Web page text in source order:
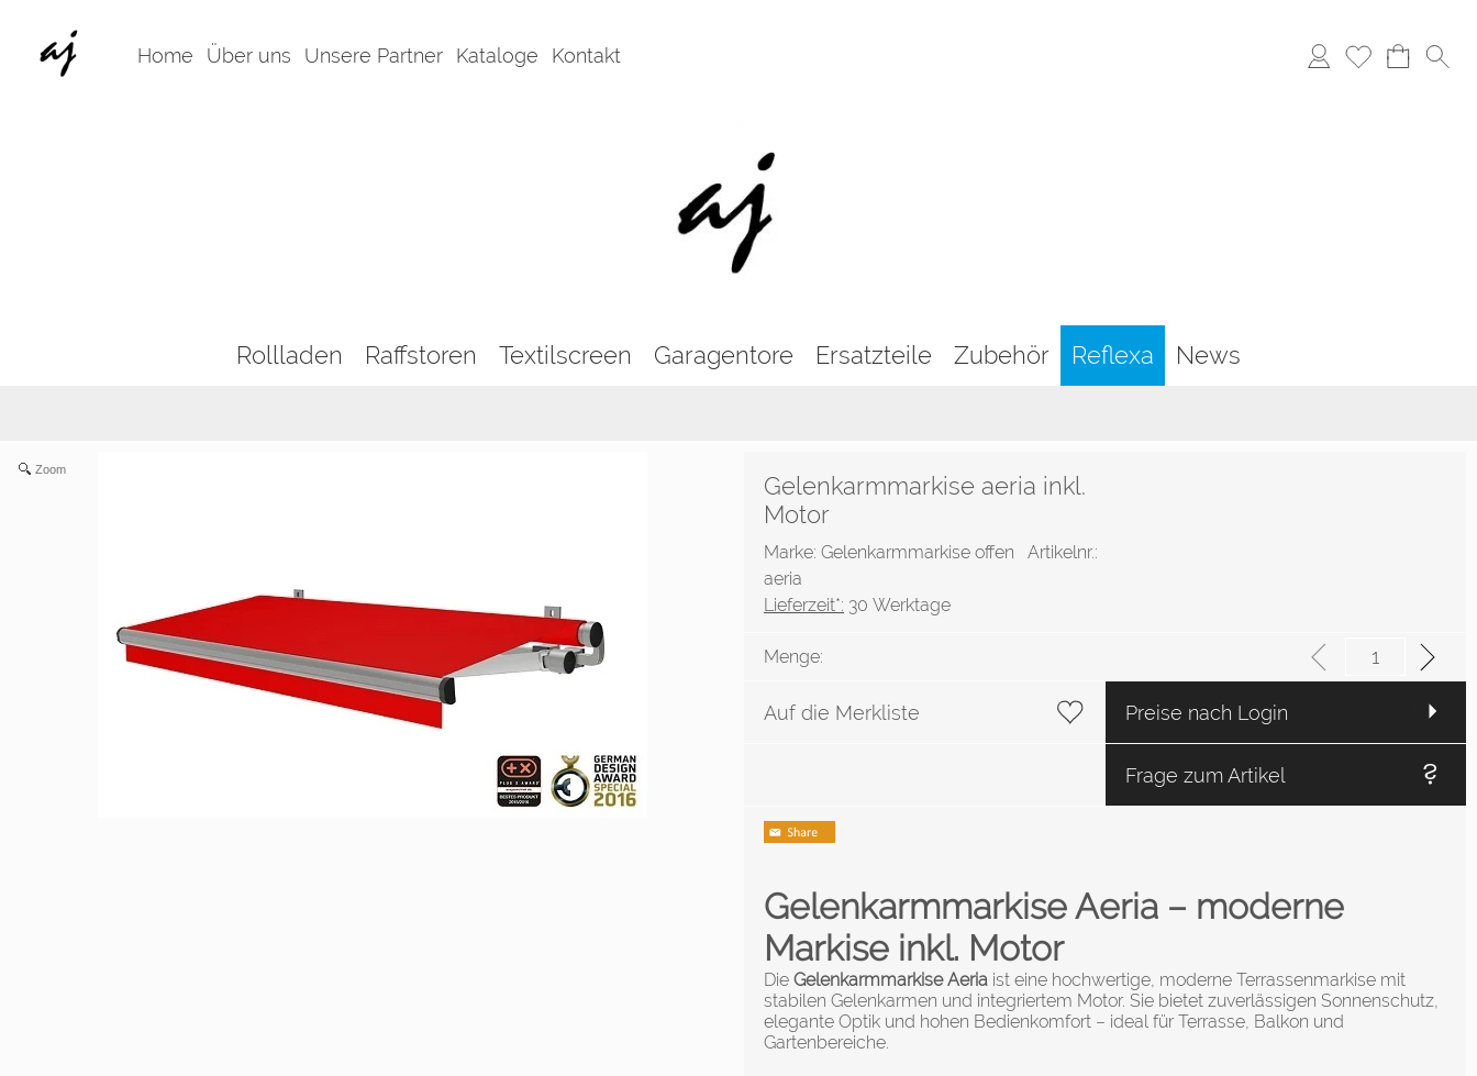
Home Über uns Unsere Partner Kataloge Kontakt
Rollladen Raffstoren Textilscreen Garagentore Ersatzteile Zubehör Reflexa News
Zoom
Gelenkarmmarkise aeria inkl.
Motor
Marke: Gelenkarmmarkise offen Artikelnr.:
aeria
Lieferzeit*: 30 Werktage
Menge:
Auf die Merkliste Preise nach Login
Frage zum Artikel
Gelenkarmmarkise Aeria – moderne
Markise inkl. Motor
Die Gelenkarmmarkise Aeria ist eine hochwertige, moderne Terrassenmarkise mit
stabilen Gelenkarmen und integriertem Motor. Sie bietet zuverlässigen Sonnenschutz,
elegante Optik und hohen Bedienkomfort – ideal für Terrasse, Balkon und
Gartenbereiche.